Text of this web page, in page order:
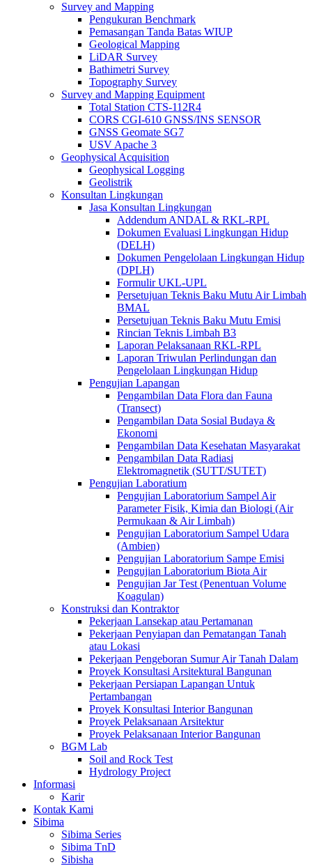
Survey and Mapping
Pengukuran Benchmark
Pemasangan Tanda Batas WIUP
Geological Mapping
LiDAR Survey
Bathimetri Survey
Topography Survey
Survey and Mapping Equipment
Total Station CTS-112R4
CORS CGI-610 GNSS/INS SENSOR
GNSS Geomate SG7
USV Apache 3
Geophysical Acquisition
Geophysical Logging
Geolistrik
Konsultan Lingkungan
Jasa Konsultan Lingkungan
Addendum ANDAL & RKL-RPL
Dokumen Evaluasi Lingkungan Hidup
(DELH)
Dokumen Pengelolaan Lingkungan Hidup
(DPLH)
Formulir UKL-UPL
Persetujuan Teknis Baku Mutu Air Limbah
BMAL
Persetujuan Teknis Baku Mutu Emisi
Rincian Teknis Limbah B3
Laporan Pelaksanaan RKL-RPL
Laporan Triwulan Perlindungan dan
Pengelolaan Lingkungan Hidup
Pengujian Lapangan
Pengambilan Data Flora dan Fauna
(Transect)
Pengambilan Data Sosial Budaya &
Ekonomi
Pengambilan Data Kesehatan Masyarakat
Pengambilan Data Radiasi
Elektromagnetik (SUTT/SUTET)
Pengujian Laboratium
Pengujian Laboratorium Sampel Air
Parameter Fisik, Kimia dan Biologi (Air
Permukaan & Air Limbah)
Pengujian Laboratorium Sampel Udara
(Ambien)
Pengujian Laboratorium Sampe Emisi
Pengujian Laboratorium Biota Air
Pengujian Jar Test (Penentuan Volume
Koagulan)
Konstruksi dan Kontraktor
Pekerjaan Lansekap atau Pertamanan
Pekerjaan Penyiapan dan Pematangan Tanah
atau Lokasi
Pekerjaan Pengeboran Sumur Air Tanah Dalam
Proyek Konsultasi Arsitektural Bangunan
Pekerjaan Persiapan Lapangan Untuk
Pertambangan
Proyek Konsultasi Interior Bangunan
Proyek Pelaksanaan Arsitektur
Proyek Pelaksanaan Interior Bangunan
BGM Lab
Soil and Rock Test
Hydrology Project
Informasi
Karir
Kontak Kami
Sibima
Sibima Series
Sibima TnD
Sibisha